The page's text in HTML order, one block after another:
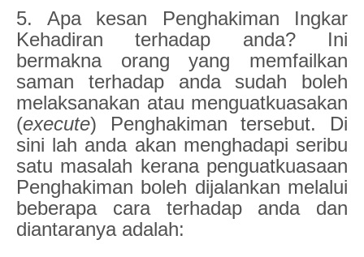
5. Apa kesan Penghakiman Ingkar
Kehadiran terhadap anda? Ini
bermakna orang yang memfailkan
saman terhadap anda sudah boleh
melaksanakan atau menguatkuasakan
(execute) Penghakiman tersebut. Di
sini lah anda akan menghadapi seribu
satu masalah kerana penguatkuasaan
Penghakiman boleh dijalankan melalui
beberapa cara terhadap anda dan
diantaranya adalah: